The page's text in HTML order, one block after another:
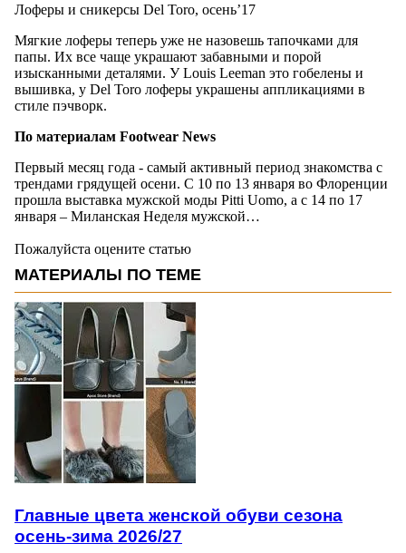
Лоферы и сникерсы Del Toro, осень’17
Мягкие лоферы теперь уже не назовешь тапочками для
папы. Их все чаще украшают забавными и порой
изысканными деталями. У Louis Leeman это гобелены и
вышивка, у Del Toro лоферы украшены аппликациями в
стиле пэчворк.
По материалам Footwear News
Первый месяц года - самый активный период знакомства с
трендами грядущей осени. С 10 по 13 января во Флоренции
прошла выставка мужской моды Pitti Uomo, а с 14 по 17
января – Миланская Неделя мужской…
Пожалуйста оцените статью
МАТЕРИАЛЫ ПО ТЕМЕ
Главные цвета женской обуви сезона
осень-зима 2026/27